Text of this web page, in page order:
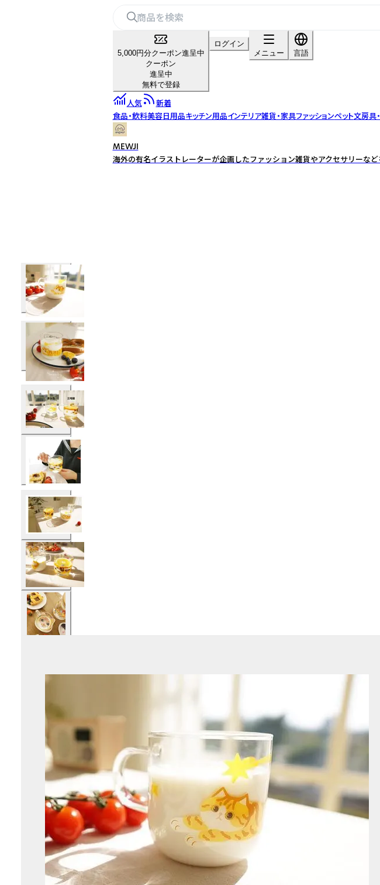
5,000円分クーポン進呈中
クーポン
進呈中
無料で登録
ログイン
メニュー
言語
人気
新着
食品・飲料美容日用品キッチン用品インテリア雑貨・家具ファッションペット文房具
MEWJI
海外の有名イラストレーターが企画したファッション雑貨やアクセサリーな